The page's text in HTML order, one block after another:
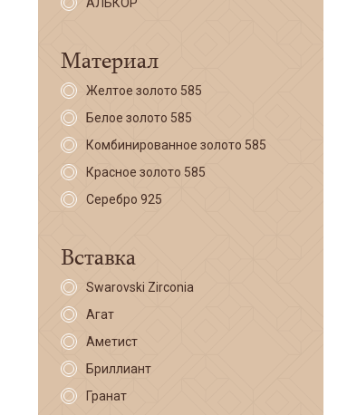
Материал
Желтое золото 585
Белое золото 585
Комбинированное золото 585
Красное золото 585
Серебро 925
Вставка
Swarovski Zirconia
Агат
Аметист
Бриллиант
Гранат